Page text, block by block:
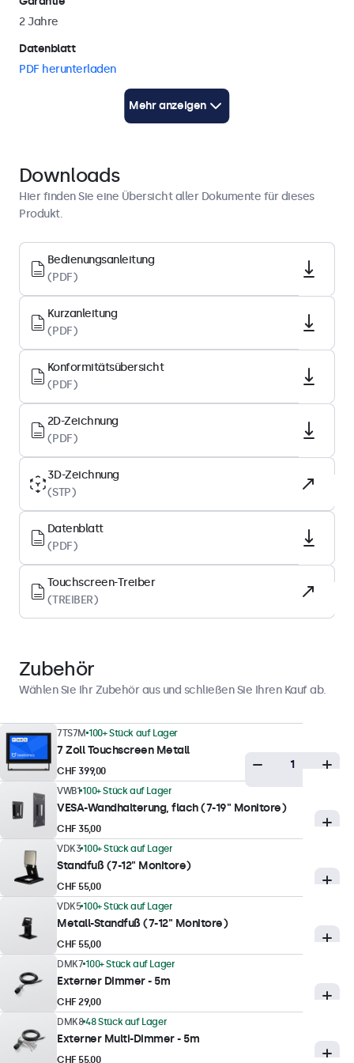
2 Jahre
Datenblatt
PDF herunterladen
Bedienungsanleitung
Display-Architektur
Seitenverhältnis
16:10 (4:3 und 16:9 einstellbar)
1280 x 800
Pixels pro Zoll
217 PPI
Bilddiagonale
7.0 Zoll (179 mm)
Paneltyp
IPS-LCD
Hintergrundbeleuchtung
Oberfläche
Gehärtetes Glas
Unterstützte Ausrichtung
Querformat, Hochformat, Face-Up
Maximale Helligkeit
250 nits (typisch)
1 nit
Kontrast
800:1
Betrachtungswinkel
178° Horizontal, 178° Vertikal
Reaktionszeit
10 ms
Unterstützte Auflösungen
1920 x 1200 (max), 640 x 480 (min)
Touch-Technologie
Touch Technologie
Kapazitiv
Touchpunkte
Mehr anzeigen
Downloads
Hier finden Sie eine Übersicht aller Dokumente für dieses
Produkt.
Bedienungsanleitung
(PDF)
Kurzanleitung
(PDF)
Konformitätsübersicht
(PDF)
2D-Zeichnung
(PDF)
3D-Zeichnung
(STP)
Datenblatt
(PDF)
Touchscreen-Treiber
(TREIBER)
Zubehör
Wählen Sie Ihr Zubehör aus und schließen Sie Ihren Kauf ab.
7TS7M 100+ Stück auf Lager
7 Zoll Touchscreen Metall
CHF 399,00
VWB1 100+ Stück auf Lager
VESA-Wandhalterung, flach (7-19" Monitore)
CHF 35,00
VDK3 100+ Stück auf Lager
Standfuß (7-12" Monitore)
CHF 55,00
VDK5 100+ Stück auf Lager
Metall-Standfuß (7-12" Monitore)
CHF 55,00
DMK7 100+ Stück auf Lager
Externer Dimmer - 5m
CHF 29,00
DMK8 48 Stück auf Lager
Externer Multi-Dimmer - 5m
CHF 55,00